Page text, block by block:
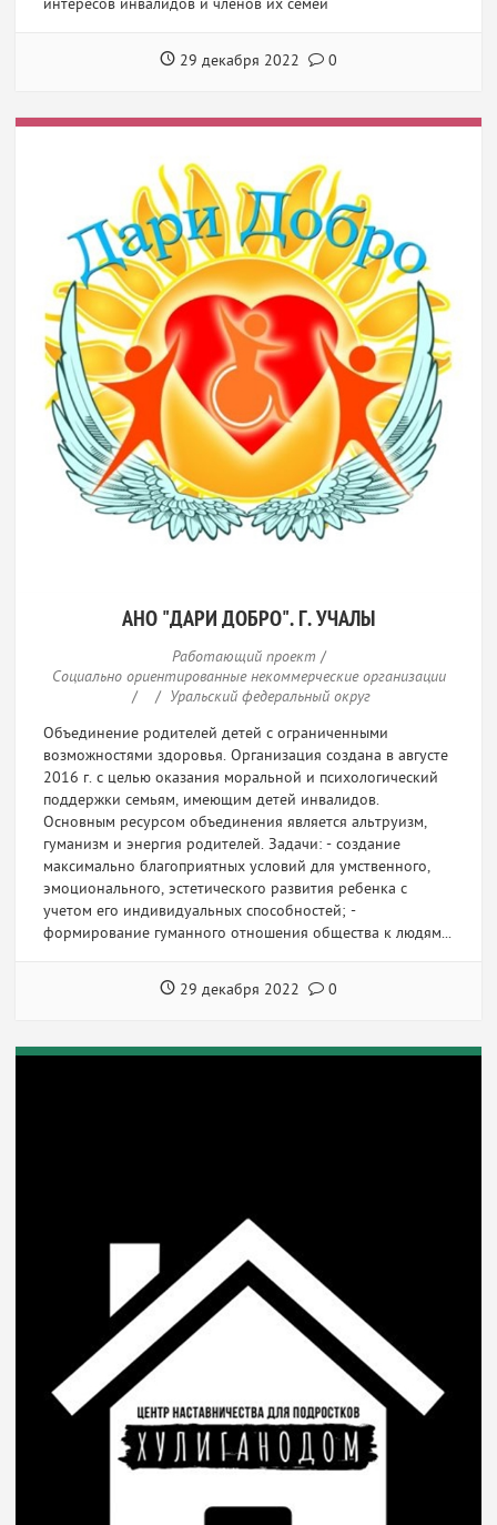
интересов инвалидов и членов их семей
29 декабря 2022 0
АНО "ДАРИ ДОБРО". Г. УЧАЛЫ
Работающий проект /
Социально ориентированные некоммерческие организации
/
/ Уральский федеральный округ
Объединение родителей детей с ограниченными
возможностями здоровья. Организация создана в августе
2016 г. с целью оказания моральной и психологический
поддержки семьям, имеющим детей инвалидов.
Основным ресурсом объединения является альтруизм,
гуманизм и энергия родителей. Задачи: - создание
максимально благоприятных условий для умственного,
эмоционального, эстетического развития ребенка с
учетом его индивидуальных способностей; -
формирование гуманного отношения общества к людям...
29 декабря 2022 0